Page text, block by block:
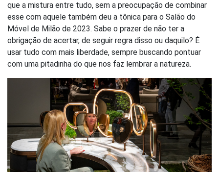
que a mistura entre tudo, sem a preocupação de combinar
esse com aquele também deu a tônica para o Salão do
Móvel de Milão de 2023. Sabe o prazer de não ter a
obrigação de acertar, de seguir regra disso ou daquilo? É
usar tudo com mais liberdade, sempre buscando pontuar
com uma pitadinha do que nos faz lembrar a natureza.